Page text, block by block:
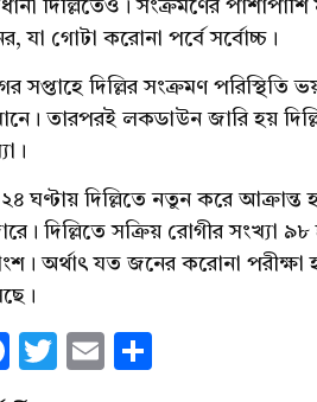
দিল্লিতেও। সংক্রমণের
যা গোটা করোনা পর্বে সর্বোচ্চ।
সপ্তাহে দিল্লির সংক্রমণ
তারপরই লকডাউন জারি হয়
ঘণ্টায় দিল্লিতে নতুন করে
দিল্লিতে সক্রিয় রোগীর সংখ্যা
অর্থাৎ যত জনের করোনা পরীক্ষা
Facebook
Twitter
Email